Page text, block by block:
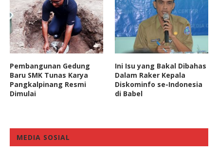
Pembangunan Gedung
Baru SMK Tunas Karya
Pangkalpinang Resmi
Dimulai
Ini Isu yang Bakal Dibahas
Dalam Raker Kepala
Diskominfo se-Indonesia
di Babel
MEDIA SOSIAL